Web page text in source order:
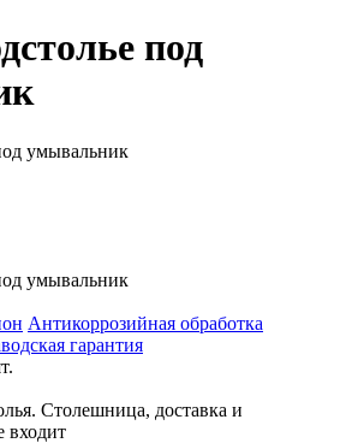
под
Антикоррозийная обработка
гарантия
Столешница, доставка и
входит